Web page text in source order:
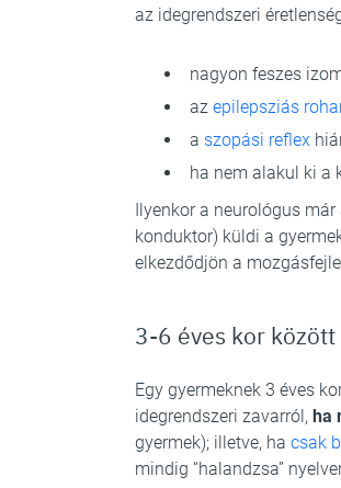
az idegrendszeri
nagyon feszes
az epilepsziás
a szopási reflex
ha nem alakul ki a
Ilyenkor a neurológus
konduktor) küldi a
elkezdődjön a
3-6 éves kor
Egy gyermeknek 3 éves
idegrendszeri zavarról, ha
gyermek); illetve, ha csak
mindig “halandzsa”